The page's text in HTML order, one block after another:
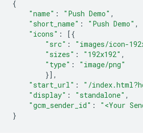
{
"name" : "Push Demo" ,
"short_name" : "Push Demo" ,
"icons" :
[{
"src" : "images/icon-
"sizes" : "192x192" ,
"type" :
"image/png"
}],
"start_url" : "/
"display" : "standalone" ,
"gcm_sender_id" :
"<Your
}